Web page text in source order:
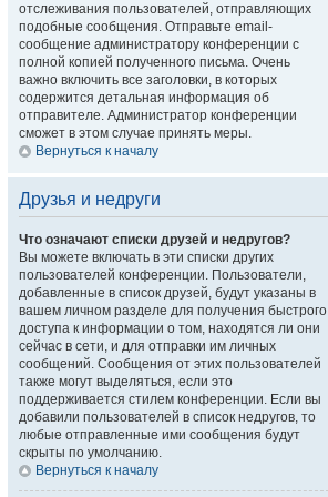
отслеживания пользователей, отправляющих
подобные сообщения. Отправьте email-
сообщение администратору конференции с
полной копией полученного письма. Очень
важно включить все заголовки, в которых
содержится детальная информация об
отправителе. Администратор конференции
сможет в этом случае принять меры.
Вернуться к началу
Друзья и недруги
Что означают списки друзей и недругов?
Вы можете включать в эти списки других
пользователей конференции. Пользователи,
добавленные в список друзей, будут указаны в
вашем личном разделе для получения быстрого
доступа к информации о том, находятся ли они
сейчас в сети, и для отправки им личных
сообщений. Сообщения от этих пользователей
также могут выделяться, если это
поддерживается стилем конференции. Если вы
добавили пользователей в список недругов, то
любые отправленные ими сообщения будут
скрыты по умолчанию.
Вернуться к началу